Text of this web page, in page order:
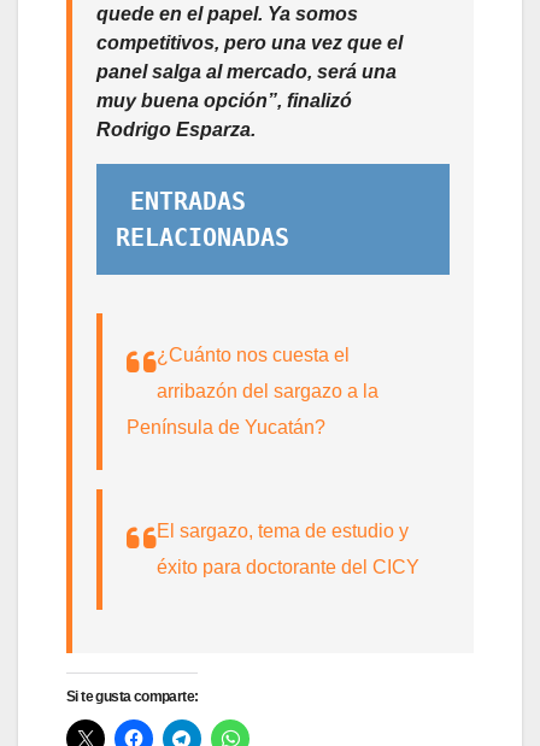
quede en el papel. Ya somos
competitivos, pero una vez que el
panel salga al mercado, será una
muy buena opción”, finalizó
Rodrigo Esparza.
ENTRADAS
RELACIONADAS
¿Cuánto nos cuesta el
arribazón del sargazo a la
Península de Yucatán?
El sargazo, tema de estudio y
éxito para doctorante del CICY
Si te gusta comparte: